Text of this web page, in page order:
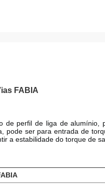
FABIA
de perfil de liga de alumínio,
pode ser para entrada de
a estabilidade do torque de